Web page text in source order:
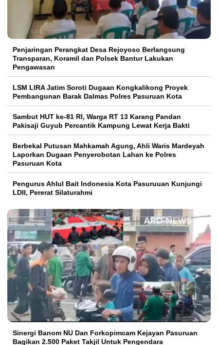
Penjaringan Perangkat Desa Rejoyoso Berlangsung
Transparan, Koramil dan Polsek Bantur Lakukan
Pengawasan
LSM LIRA Jatim Soroti Dugaan Kongkalikong Proyek
Pembangunan Barak Dalmas Polres Pasuruan Kota
Sambut HUT ke-81 RI, Warga RT 13 Karang Pandan
Pakisaji Guyub Percantik Kampung Lewat Kerja Bakti
Berbekal Putusan Mahkamah Agung, Ahli Waris Mardeyah
Laporkan Dugaan Penyerobotan Lahan ke Polres
Pasuruan Kota
Pengurus Ahlul Bait Indonesia Kota Pasuruuan Kunjungi
LDII, Pererat Silaturahmi
Sinergi Banom NU Dan Forkopimcam Kejayan Pasuruan
Bagikan 2.500 Paket Takjil Untuk Pengendara